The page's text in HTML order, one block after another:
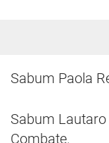
Sabum Paola
Sabum Lautaro
Combate.